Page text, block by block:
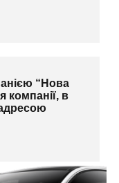
“Нова
компанії, в